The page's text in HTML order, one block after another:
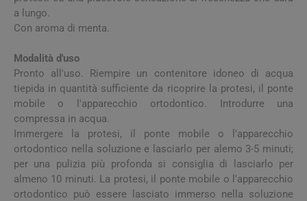
a lungo.
Con aroma di menta.
Modalità d'uso
Pronto all'uso. Riempire un contenitore idoneo di acqua
tiepida in quantità sufficiente da ricoprire la protesi, il ponte
mobile o l'apparecchio ortodontico. Introdurre una
compressa in acqua.
Immergere la protesi, il ponte mobile o l'apparecchio
ortodontico nella soluzione e lasciarlo per alemo 3-5 minuti;
per una pulizia più profonda si consiglia di lasciarlo per
almeno 10 minuti. La protesi, il ponte mobile o l'apparecchio
ortodontico può essere lasciato immerso nella soluzione